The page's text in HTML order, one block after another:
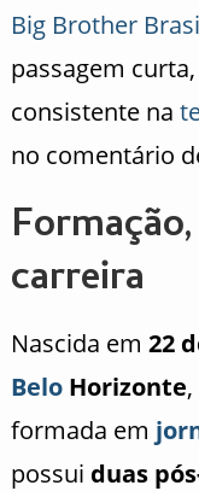
Big Brother
passagem
consistente na
no comentário
carreira
Nascida em 22
BeloHorizonte
formada em
possui duas